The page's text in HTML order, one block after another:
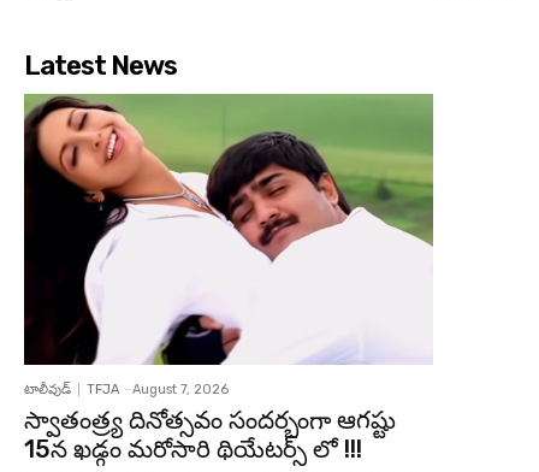
Latest News
టాలీవుడ్ TFJA - August 7, 2026
స్వాతంత్ర్య దినోత్సవం సందర్బంగా ఆగష్టు
15న ఖడ్గం మరోసారి థియేటర్స్ లో !!!